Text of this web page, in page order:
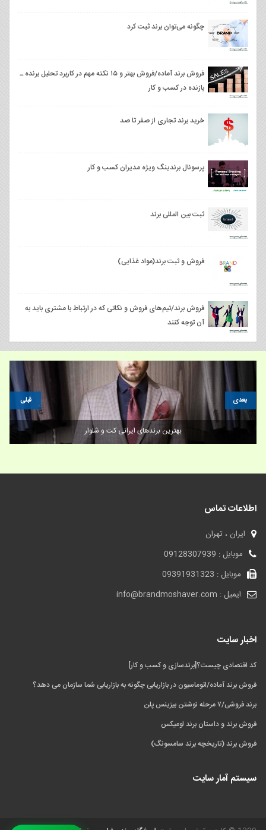
چگونه می‌توان برند ثبت کرد
فروش برند آماده/فروش بهتر و ۱۵ نکته مهم در کاربرد تحلیل برنده ـ
بازنده در کسب و کار
خرید برند تجاری از صفر تا صد
پرسونال برندینگ ویژه مدیران کسب و کار
ثبت بین المللی برند
فروش و ثبت برند(مواد غذایی)
فروش برند/تیم‌های فروش و نکاتی که در ارتباط با مشتری باید به
آن توجه کنند
4 مرحله اساسی در اجبار مشتریان به تعریف از داستان برند شما
قبلی بعدی
اطلاعات تماس
ایران ، تهران
موبایل : 09128307939
موبایل : 09391931323
ایمیل : info@brandmoshaver.com
اخبار سایت
کد اقتصادی چیست؟[برندسازی و کسب و کار]
فروش برند آماده/اتوماسیون در بازاریابی چگونه به بازاریابی شما سازمان می‌ دهد؟
برند فروشی/۷ مرحله نوشتن بیزینس پلن
فروش برند و داستان برند لومیکس
فروش برند (تاریخچه برند سامسونگ)
سیستم آمار سایت